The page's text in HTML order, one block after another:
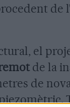
de
el
de la
de